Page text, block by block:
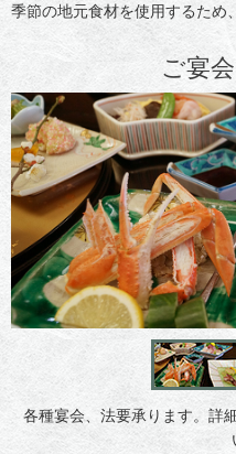
季節の地元食材を使用するため
ご宴
各種宴会、法要承ります。詳